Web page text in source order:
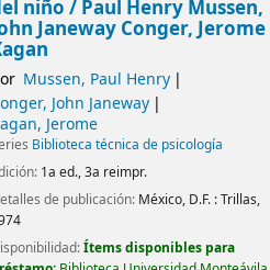
niño / Paul Henry Mussen,
Janeway Conger, Jerome
Mussen, Paul Henry
John Janeway
Jerome
Biblioteca técnica de psicología
1a ed., 3a reimpr.
de publicación: México, D.F. :Trillas,
Ítems disponibles para